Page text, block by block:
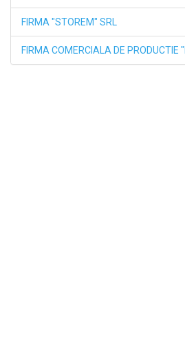
FIRMA "STOREM" SRL
FIRMA COMERCIALA DE PRODUCTIE